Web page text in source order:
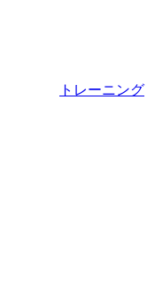
トレーニング